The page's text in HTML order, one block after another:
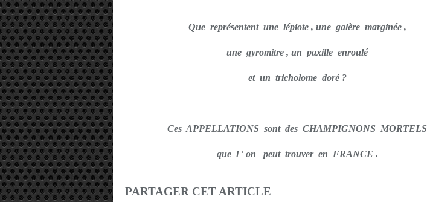
Que représentent une lépiote , une galère marginée ,
une gyromitre , un paxille enroulé
et un tricholome doré ?
Ces APPELLATIONS sont des CHAMPIGNONS MORTELS
que l ' on peut trouver en FRANCE .
PARTAGER CET ARTICLE